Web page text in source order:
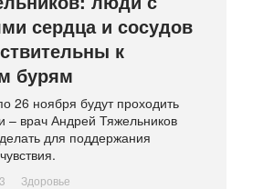
сердца и сосудов
к
бурям
26 ноября будут проходить
– врач Андрей Тяжельников
для поддержания
Здоровье